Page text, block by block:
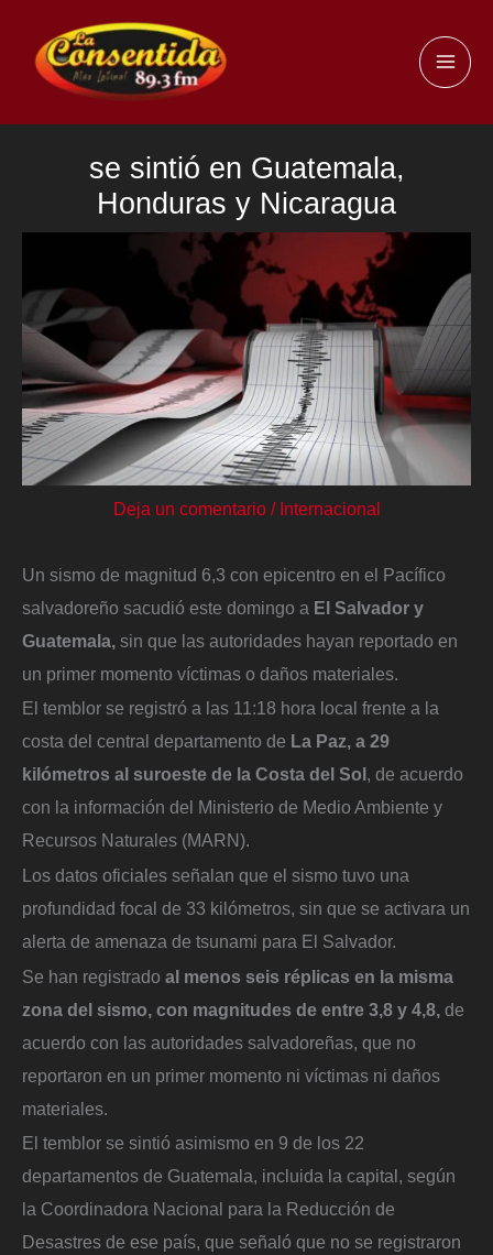
contenido
se sintió en Guatemala,
Honduras y Nicaragua
Deja un comentario / Internacional
Un sismo de magnitud 6,3 con epicentro en el Pacífico
salvadoreño sacudió este domingo a El Salvador y
Guatemala, sin que las autoridades hayan reportado en
un primer momento víctimas o daños materiales.
El temblor se registró a las 11:18 hora local frente a la
costa del central departamento de La Paz, a 29
kilómetros al suroeste de la Costa del Sol , de acuerdo
con la información del Ministerio de Medio Ambiente y
Recursos Naturales (MARN).
Los datos oficiales señalan que el sismo tuvo una
profundidad focal de 33 kilómetros, sin que se activara un
alerta de amenaza de tsunami para El Salvador.
Se han registrado al menos seis réplicas en la misma
zona del sismo, con magnitudes de entre 3,8 y 4,8, de
acuerdo con las autoridades salvadoreñas, que no
reportaron en un primer momento ni víctimas ni daños
materiales.
El temblor se sintió asimismo en 9 de los 22
departamentos de Guatemala, incluida la capital, según
la Coordinadora Nacional para la Reducción de
Desastres de ese país, que señaló que no se registraron